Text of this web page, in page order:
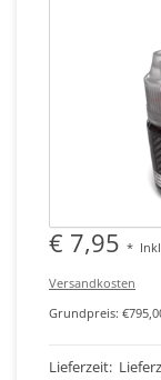
€ 7,95 *
Versandkosten
Grundpreis:
Lieferzeit: